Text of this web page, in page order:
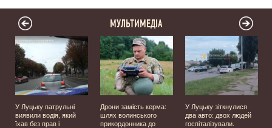
МУЛЬТИМЕДІА
У Луцьку патрульні
виявили водія, який
їхав без прав і
Дрони замість керма:
шлях волинського
прикордонника до
У Луцьку зіткнулися
два авто: двох людей
госпіталізували.